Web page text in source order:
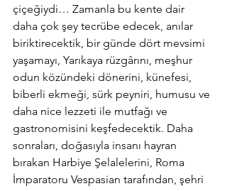
çiçeğiydi… Zamanla bu kente dair
daha çok şey tecrübe edecek, anılar
biriktirecektik, bir günde dört mevsimi
yaşamayı, Yarıkaya rüzgârını, meşhur
odun közündeki dönerini, künefesi,
biberli ekmeği, sürk peyniri, humusu ve
daha nice lezzeti ile mutfağı ve
gastronomisini keşfedecektik. Daha
sonraları, doğasıyla insanı hayran
bırakan Harbiye Şelalelerini, Roma
İmparatoru Vespasian tarafından, şehri